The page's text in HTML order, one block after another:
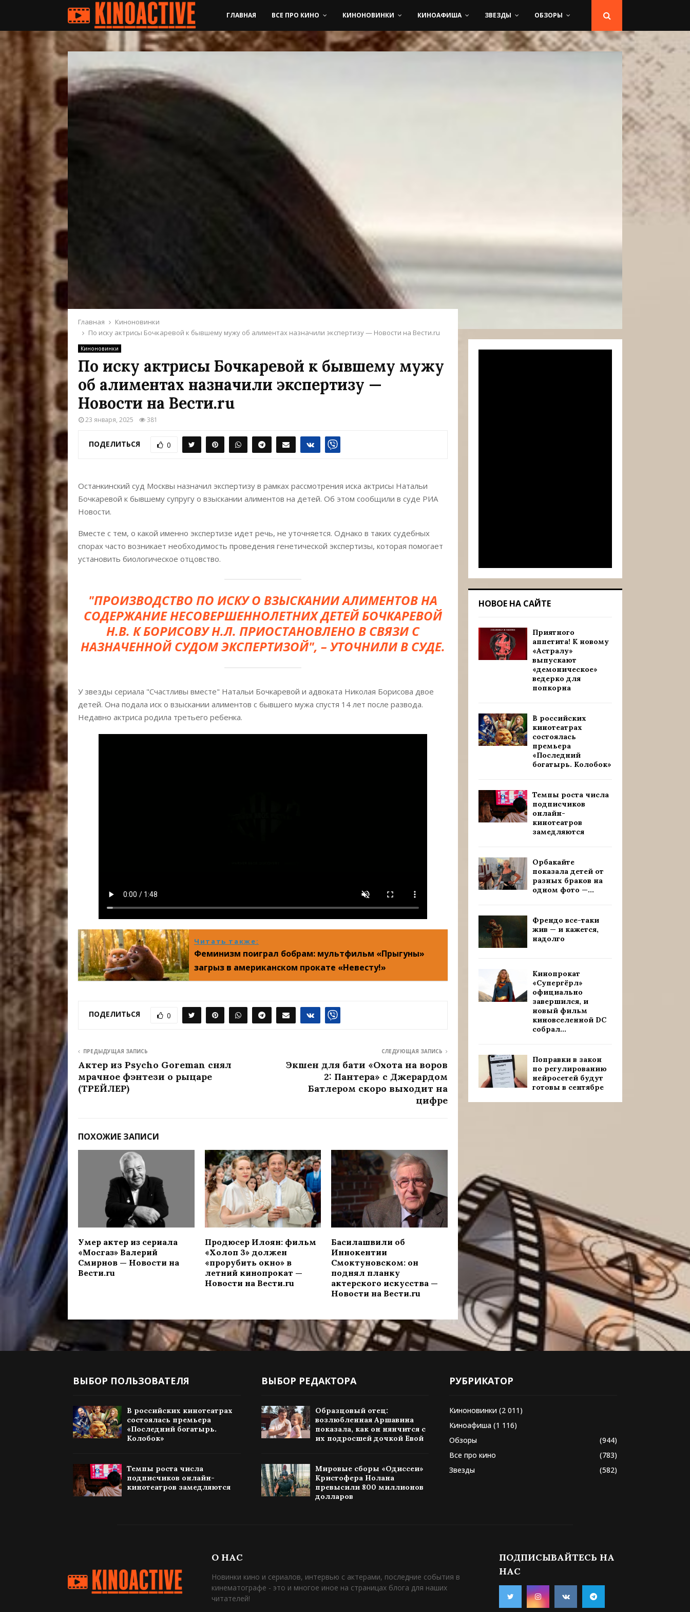
ГЛАВНАЯ ВСЕ ПРО КИНО КИНОНОВИНКИ КИНОАФИША ЗВЕЗДЫ ОБЗОРЫ
Главная
Киноновинки
По иску актрисы Бочкаревой к бывшему мужу об алиментах назначили экспертизу — Новости на Вести.ru
Киноновинки
По иску актрисы Бочкаревой к бывшему мужу
об алиментах назначили экспертизу —
Новости на Вести.ru
23 января, 2025 381
ПОДЕЛИТЬСЯ 0
Останкинский суд Москвы назначил экспертизу в рамках рассмотрения иска актрисы Натальи
Бочкаревой к бывшему супругу о взыскании алиментов на детей. Об этом сообщили в суде РИА
Новости.
Вместе с тем, о какой именно экспертизе идет речь, не уточняется. Однако в таких судебных
спорах часто возникает необходимость проведения генетической экспертизы, которая помогает
установить биологическое отцовство.
"ПРОИЗВОДСТВО ПО ИСКУ О ВЗЫСКАНИИ АЛИМЕНТОВ НА
СОДЕРЖАНИЕ НЕСОВЕРШЕННОЛЕТНИХ ДЕТЕЙ БОЧКАРЕВОЙ
Н​​​.В. К БОРИСОВУ Н.Л. ПРИОСТАНОВЛЕНО В СВЯЗИ С
НАЗНАЧЕННОЙ СУДОМ ЭКСПЕРТИЗОЙ", – УТОЧНИЛИ В СУДЕ.
У звезды сериала "Счастливы вместе" Натальи Бочкаревой и адвоката Николая Борисова двое
детей. Она подала иск о взыскании алиментов с бывшего мужа спустя 14 лет после развода.
Недавно актриса родила третьего ребенка.
Читать также:
Феминизм поиграл бобрам: мультфильм «Прыгуны»
загрыз в американском прокате «Невесту!»
ПОДЕЛИТЬСЯ 0
ПРЕДЫДУЩАЯ ЗАПИСЬ
Актер из Psycho Goreman снял
мрачное фэнтези о рыцаре
(ТРЕЙЛЕР)
СЛЕДУЮЩАЯ ЗАПИСЬ
Экшен для бати «Охота на воров
2: Пантера» с Джерардом
Батлером скоро выходит на
цифре
ПОХОЖИЕ ЗАПИСИ
Умер актер из сериала
«Мосгаз» Валерий
Смирнов — Новости на
Вести.ru
Продюсер Илоян: фильм
«Холоп 3» должен
«прорубить окно» в
летний кинопрокат —
Новости на Вести.ru
Басилашвили об
Иннокентии
Смоктуновском: он
поднял планку
актерского искусства —
Новости на Вести.ru
НОВОЕ НА САЙТЕ
Приятного
аппетита! К новому
«Астралу»
выпускают
«демоническое»
ведерко для
попкорна
В российских
кинотеатрах
состоялась
премьера
«Последний
богатырь. Колобок»
Темпы роста числа
подписчиков
онлайн-
кинотеатров
замедляются
Орбакайте
показала детей от
разных браков на
одном фото —...
Френдо все-таки
жив — и кажется,
надолго
Кинопрокат
«Супергёрл»
официально
завершился, и
новый фильм
киновселенной DC
собрал...
Поправки в закон
по регулированию
нейросетей будут
готовы в сентябре
ВЫБОР ПОЛЬЗОВАТЕЛЯ
В российских кинотеатрах
состоялась премьера
«Последний богатырь.
Колобок»
Темпы роста числа
подписчиков онлайн-
кинотеатров замедляются
ВЫБОР РЕДАКТОРА
Образцовый отец:
возлюбленная Аршавина
показала, как он нянчится с
их подросшей дочкой Евой
Мировые сборы «Одиссеи»
Кристофера Нолана
превысили 800 миллионов
долларов
РУБРИКАТОР
Киноновинки (2 011)
Киноафиша (1 116)
Обзоры
(944)
Все про кино
(783)
Звезды
(582)
О НАС
Новинки кино и сериалов, интервью с актерами, последние события в
кинематографе - это и многое иное на страницах блога для наших
читателей!
ПОДПИСЫВАЙТЕСЬ НА
НАС